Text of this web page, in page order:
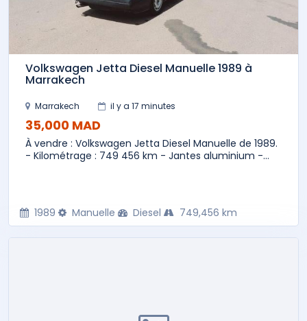
Volkswagen Jetta Diesel Manuelle 1989 à
Marrakech
Marrakech il y a 17 minutes
35,000 MAD
À vendre : Volkswagen Jetta Diesel Manuelle de 1989.
- Kilométrage : 749 456 km - Jantes aluminium -...
1989 Manuelle Diesel 749,456 km